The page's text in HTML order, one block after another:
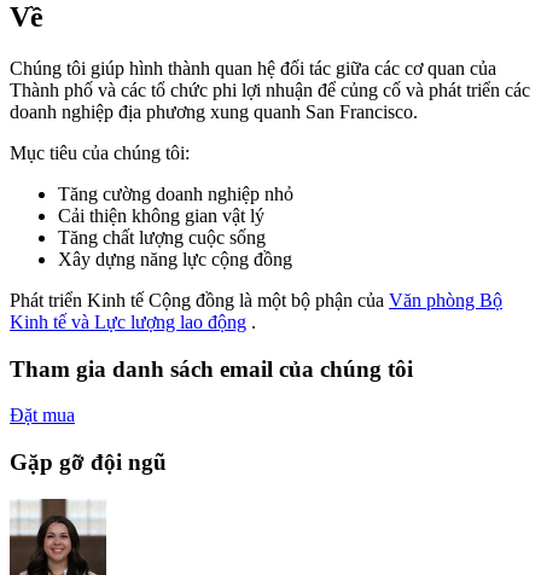
Về
Chúng tôi giúp hình thành quan hệ đối tác giữa các cơ quan của
Thành phố và các tổ chức phi lợi nhuận để củng cố và phát triển các
doanh nghiệp địa phương xung quanh San Francisco.
Mục tiêu của chúng tôi:
Tăng cường doanh nghiệp nhỏ
Cải thiện không gian vật lý
Tăng chất lượng cuộc sống
Xây dựng năng lực cộng đồng
Phát triển Kinh tế Cộng đồng là một bộ phận của Văn phòng Bộ
Kinh tế và Lực lượng lao động .
Tham gia danh sách email của chúng tôi
Đặt mua
Gặp gỡ đội ngũ